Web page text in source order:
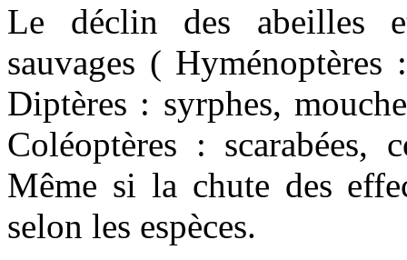
Le déclin des abeilles
sauvages (
Diptères : syrphes,
Coléoptères : scarabées,
Même si la chute des
selon les espèces.